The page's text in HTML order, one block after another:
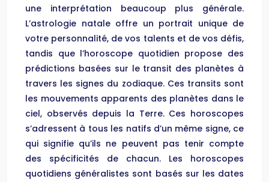
une interprétation beaucoup plus générale.
L’astrologie natale offre un portrait unique de
votre personnalité, de vos talents et de vos défis,
tandis que l’horoscope quotidien propose des
prédictions basées sur le transit des planètes à
travers les signes du zodiaque. Ces transits sont
les mouvements apparents des planètes dans le
ciel, observés depuis la Terre. Ces horoscopes
s’adressent à tous les natifs d’un même signe, ce
qui signifie qu’ils ne peuvent pas tenir compte
des spécificités de chacun. Les horoscopes
quotidiens généralistes sont basés sur les dates